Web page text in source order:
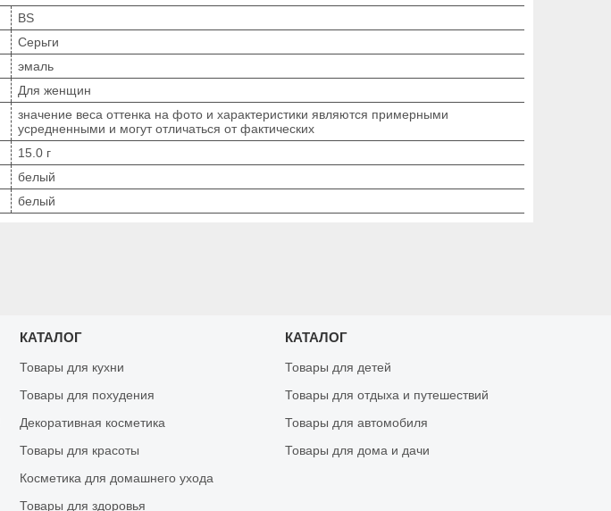
BS
Серьги
эмаль
Для женщин
значение веса оттенка на фото и характеристики являются примерными
усредненными и могут отличаться от фактических
15.0 г
белый
белый
КАТАЛОГ
Товары для кухни
Товары для похудения
Декоративная косметика
Товары для красоты
Косметика для домашнего ухода
Товары для здоровья
КАТАЛОГ
Товары для детей
Товары для отдыха и путешествий
Товары для автомобиля
Товары для дома и дачи